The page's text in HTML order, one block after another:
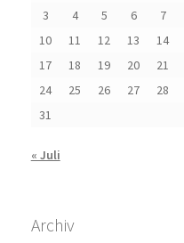
3
4 5 6 7
10
11 12 13 14
17
18 19 20 21
24
25 26 27 28
31
« Juli
Archiv